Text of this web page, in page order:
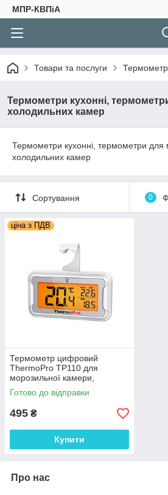
МПР-КВПіА
Товари та послуги
Термометри кухонні,
холодильних камер
Термометри кухонні, термометри для
холодильних камер
Сортування 0
ціна з ПДВ
Термометр цифровий
ThermoPro TP110 для
морозильної камери,
діапазон від -20°C до +50°C,
водозахист IPX6
Готово до відправки
495 ₴
Купити
Про нас